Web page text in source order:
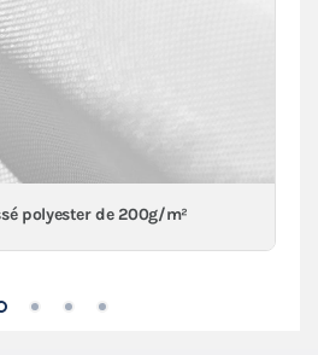
polyester de 200g/m²